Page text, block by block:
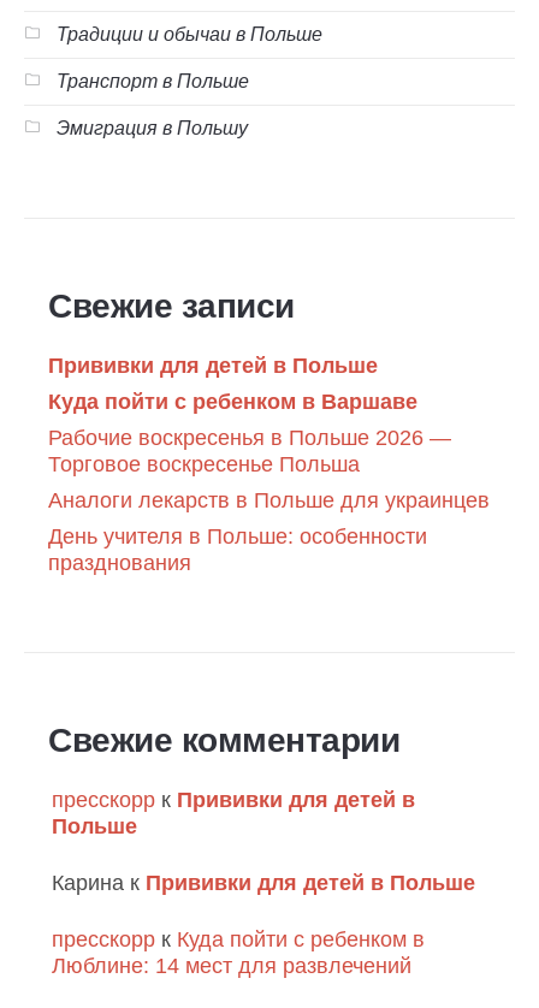
Традиции и обычаи в Польше
Транспорт в Польше
Эмиграция в Польшу
Свежие записи
Прививки для детей в Польше
Куда пойти с ребенком в Варшаве
Рабочие воскресенья в Польше 2026 —
Торговое воскресенье Польша
Аналоги лекарств в Польше для украинцев
День учителя в Польше: особенности
празднования
Свежие комментарии
пресскорр к Прививки для детей в
Польше
Карина к Прививки для детей в Польше
пресскорр к Куда пойти с ребенком в
Люблине: 14 мест для развлечений